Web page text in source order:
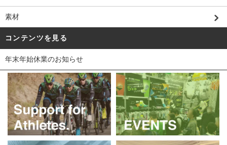
素材
コンテンツを見る
年末年始休業のお知らせ